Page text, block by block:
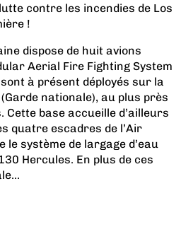
contre les incendies de Los
!
dispose de huit avions
Aerial Fire Fighting System
à présent déployés sur la
nationale), au plus près
Cette base accueille d’ailleurs
quatre escadres de l’Air
le système de largage d’eau
Hercules. En plus de ces